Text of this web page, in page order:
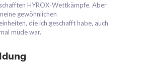
HYROX-Wettkämpfe. Aber
gewöhnlichen
die ich geschafft habe, auch
müde war.